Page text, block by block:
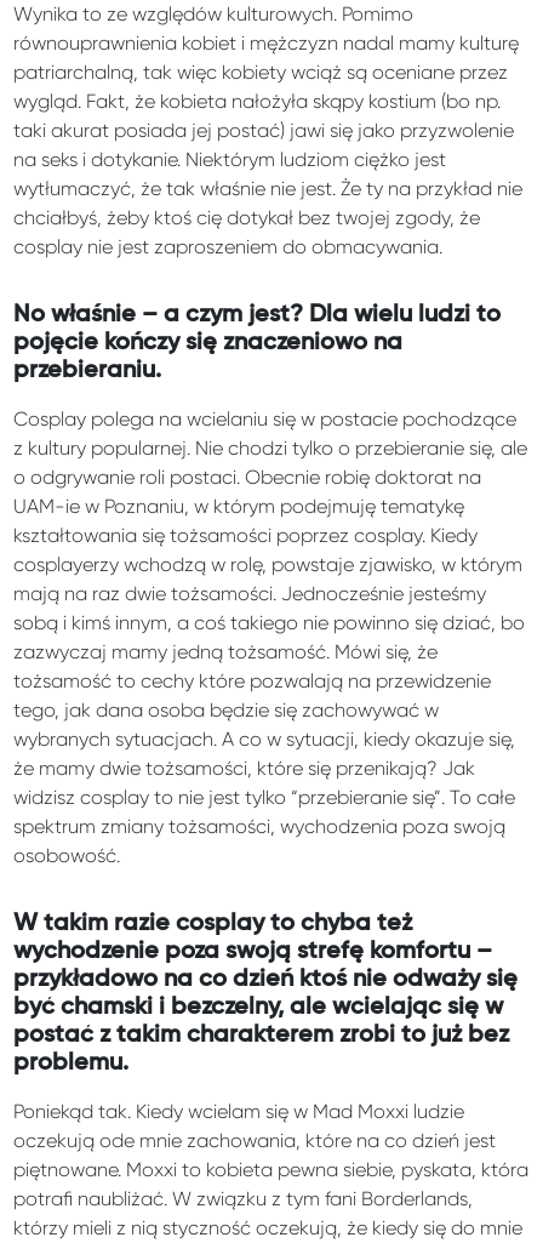
Wynika to ze względów kulturowych. Pomimo
równouprawnienia kobiet i mężczyzn nadal mamy kulturę
patriarchalną, tak więc kobiety wciąż są oceniane przez
wygląd. Fakt, że kobieta nałożyła skąpy kostium (bo np.
taki akurat posiada jej postać) jawi się jako przyzwolenie
na seks i dotykanie. Niektórym ludziom ciężko jest
wytłumaczyć, że tak właśnie nie jest. Że ty na przykład nie
chciałbyś, żeby ktoś cię dotykał bez twojej zgody, że
cosplay nie jest zaproszeniem do obmacywania.
No właśnie – a czym jest? Dla wielu ludzi to
pojęcie kończy się znaczeniowo na
przebieraniu.
Cosplay polega na wcielaniu się w postacie pochodzące
z kultury popularnej. Nie chodzi tylko o przebieranie się, ale
o odgrywanie roli postaci. Obecnie robię doktorat na
UAM-ie w Poznaniu, w którym podejmuję tematykę
kształtowania się tożsamości poprzez cosplay. Kiedy
cosplayerzy wchodzą w rolę, powstaje zjawisko, w którym
mają na raz dwie tożsamości. Jednocześnie jesteśmy
sobą i kimś innym, a coś takiego nie powinno się dziać, bo
zazwyczaj mamy jedną tożsamość. Mówi się, że
tożsamość to cechy które pozwalają na przewidzenie
tego, jak dana osoba będzie się zachowywać w
wybranych sytuacjach. A co w sytuacji, kiedy okazuje się,
że mamy dwie tożsamości, które się przenikają? Jak
widzisz cosplay to nie jest tylko “przebieranie się”. To całe
spektrum zmiany tożsamości, wychodzenia poza swoją
osobowość.
W takim razie cosplay to chyba też
wychodzenie poza swoją strefę komfortu –
przykładowo na co dzień ktoś nie odważy się
być chamski i bezczelny, ale wcielając się w
postać z takim charakterem zrobi to już bez
problemu.
Poniekąd tak. Kiedy wcielam się w Mad Moxxi ludzie
oczekują ode mnie zachowania, które na co dzień jest
piętnowane. Moxxi to kobieta pewna siebie, pyskata, która
potrafi naubliżać. W związku z tym fani Borderlands,
którzy mieli z nią styczność oczekują, że kiedy się do mnie